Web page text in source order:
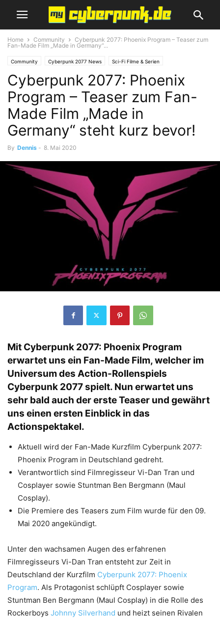
Home Community
Cyberpunk 2077: Phoenix Program – Teaser zum
Fan-Made Film „Made in Germany“...
Community Cyberpunk 2077 News Sci-Fi Filme & Serien
Cyberpunk 2077: Phoenix
Program – Teaser zum Fan-
Made Film „Made in
Germany“ steht kurz bevor!
By Dennis - 8. Mai 2020
Mit Cyberpunk 2077: Phoenix Program
erwartet uns ein Fan-Made Film, welcher im
Universum des Action-Rollenspiels
Cyberpunk 2077 spielt. Nun erwartet uns
sehr bald auch der erste Teaser und gewährt
uns einen ersten Einblick in das
Actionspektakel.
Aktuell wird der Fan-Made Kurzfilm Cyberpunk 2077:
Phoenix Program in Deutschland gedreht.
Verantwortlich sind Filmregisseur Vi-Dan Tran und
Cosplayer sowie Stuntman Ben Bergmann (Maul
Cosplay).
Die Premiere des Teasers zum Film wurde für den 09.
Mai 2020 angekündigt.
Unter den wachsamen Augen des erfahrenen
Filmregisseurs Vi-Dan Tran entsteht zur Zeit in
Deutschland der Kurzfilm Cyberpunk 2077: Phoenix
Program. Als Protagonist schlüpft Cosplayer sowie
Stuntman Ben Bergmann (Maul Cosplay) in die Rolle des
Rockerboys Johnny Silverhand und heizt seinen Rivalen